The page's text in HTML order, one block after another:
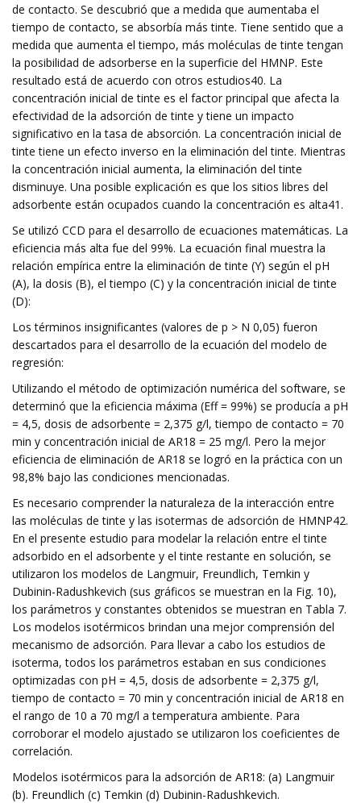
de contacto. Se descubrió que a medida que aumentaba el
tiempo de contacto, se absorbía más tinte. Tiene sentido que a
medida que aumenta el tiempo, más moléculas de tinte tengan
la posibilidad de adsorberse en la superficie del HMNP. Este
resultado está de acuerdo con otros estudios40. La
concentración inicial de tinte es el factor principal que afecta la
efectividad de la adsorción de tinte y tiene un impacto
significativo en la tasa de absorción. La concentración inicial de
tinte tiene un efecto inverso en la eliminación del tinte. Mientras
la concentración inicial aumenta, la eliminación del tinte
disminuye. Una posible explicación es que los sitios libres del
adsorbente están ocupados cuando la concentración es alta41.
Se utilizó CCD para el desarrollo de ecuaciones matemáticas. La
eficiencia más alta fue del 99%. La ecuación final muestra la
relación empírica entre la eliminación de tinte (Y) según el pH
(A), la dosis (B), el tiempo (C) y la concentración inicial de tinte
(D):
Los términos insignificantes (valores de p > N 0,05) fueron
descartados para el desarrollo de la ecuación del modelo de
regresión:
Utilizando el método de optimización numérica del software, se
determinó que la eficiencia máxima (Eff = 99%) se producía a pH
= 4,5, dosis de adsorbente = 2,375 g/l, tiempo de contacto = 70
min y concentración inicial de AR18 = 25 mg/l. Pero la mejor
eficiencia de eliminación de AR18 se logró en la práctica con un
98,8% bajo las condiciones mencionadas.
Es necesario comprender la naturaleza de la interacción entre
las moléculas de tinte y las isotermas de adsorción de HMNP42.
En el presente estudio para modelar la relación entre el tinte
adsorbido en el adsorbente y el tinte restante en solución, se
utilizaron los modelos de Langmuir, Freundlich, Temkin y
Dubinin-Radushkevich (sus gráficos se muestran en la Fig. 10),
los parámetros y constantes obtenidos se muestran en Tabla 7.
Los modelos isotérmicos brindan una mejor comprensión del
mecanismo de adsorción. Para llevar a cabo los estudios de
isoterma, todos los parámetros estaban en sus condiciones
optimizadas con pH = 4,5, dosis de adsorbente = 2,375 g/l,
tiempo de contacto = 70 min y concentración inicial de AR18 en
el rango de 10 a 70 mg/l a temperatura ambiente. Para
corroborar el modelo ajustado se utilizaron los coeficientes de
correlación.
Modelos isotérmicos para la adsorción de AR18: (a) Langmuir
(b). Freundlich (c) Temkin (d) Dubinin-Radushkevich.